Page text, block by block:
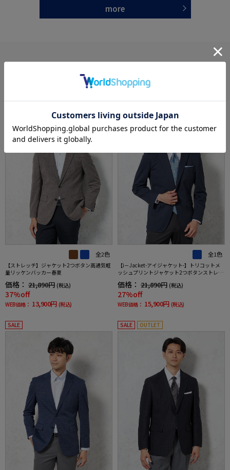
more
RECOMMEND ITEM
全2色
【ストレッチ】ジャケット2つボタン高通気軽
量リッケンバッカー春夏
価格： 21,890円 (税込)
37%off
WEB価格： 13,900円 (税込)
全1色
【i－Jacket-アイジャケット-】トリコットメ
ッシュプリントジャケット2つボタンストレッ
価格： 21,890円 (税込)
27%off
WEB価格： 15,900円 (税込)
SALE SALE OUTLET